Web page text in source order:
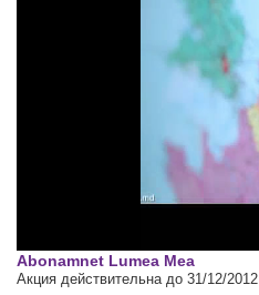
Abonamnet Lumea Mea
Акция действительна до 31/12/2012